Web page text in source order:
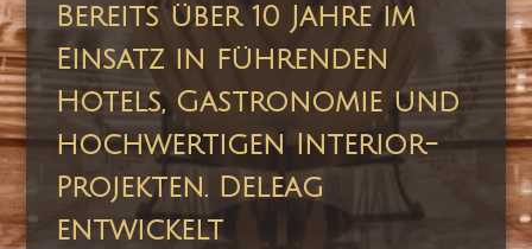
Bereits über 10 Jahre im
Einsatz in führenden
Hotels, Gastronomie und
hochwertigen Interior-
Projekten. Deleag
entwickelt